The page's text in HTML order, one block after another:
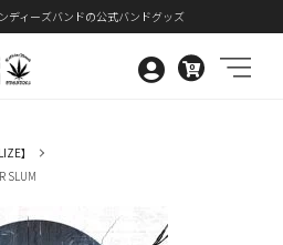
ンディーズバンドの公式バンドグッズ
0
】
SLUM